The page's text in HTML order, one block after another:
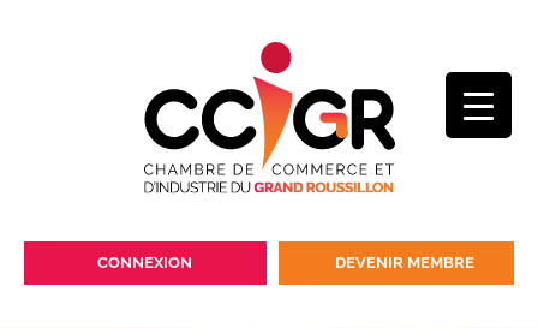
CONNEXION DEVENIR MEMBRE